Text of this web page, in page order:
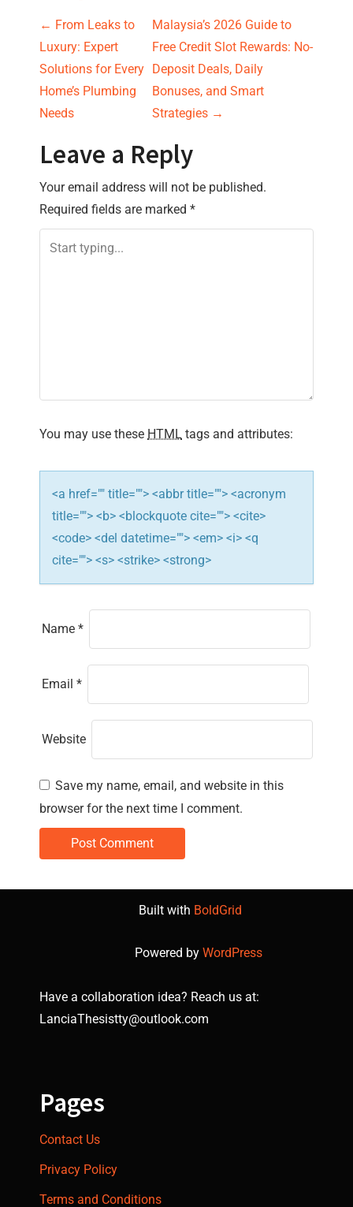
P
o
s
t
n
a
v
i
o
n
← From Leaks to
Luxury: Expert
Solutions for Every
Home’s Plumbing
Needs
Malaysia’s 2026 Guide to
Free Credit Slot Rewards: No-
Deposit Deals, Daily
Bonuses, and Smart
Strategies →
Leave a Reply
Your email address will not be published.
Required fields are marked *
You may use these HTML tags and attributes:
<a href="" title=""> <abbr title=""> <acronym
title=""> <b> <blockquote cite=""> <cite>
<code> <del datetime=""> <em> <i> <q
cite=""> <s> <strike> <strong>
Name *
Email *
Website
Save my name, email, and website in this
browser for the next time I comment.
Built with BoldGrid
Powered by WordPress
Have a collaboration idea? Reach us at:
LanciaThesistty@outlook.com
Pages
Contact Us
Privacy Policy
Terms and Conditions